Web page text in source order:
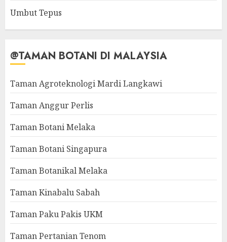
Umbut Tepus
@TAMAN BOTANI DI MALAYSIA
Taman Agroteknologi Mardi Langkawi
Taman Anggur Perlis
Taman Botani Melaka
Taman Botani Singapura
Taman Botanikal Melaka
Taman Kinabalu Sabah
Taman Paku Pakis UKM
Taman Pertanian Tenom